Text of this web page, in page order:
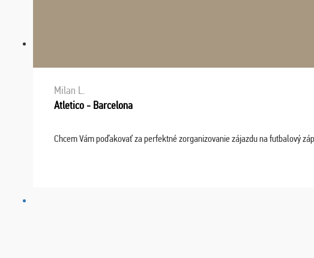
Milan L.
Atletico - Barcelona
Chcem Vám poďakovať za perfektné zorganizovanie zájazdu na futbalový